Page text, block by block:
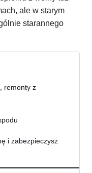
ale w starym
starannego
remonty z
i zabezpieczysz